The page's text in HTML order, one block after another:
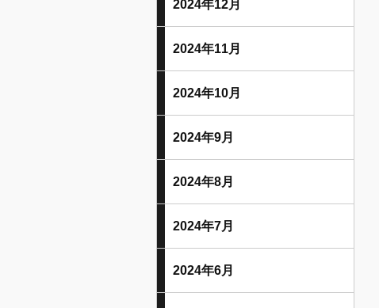
2024年12月
2024年11月
2024年10月
2024年9月
2024年8月
2024年7月
2024年6月